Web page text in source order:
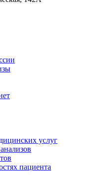
услуг
пациента